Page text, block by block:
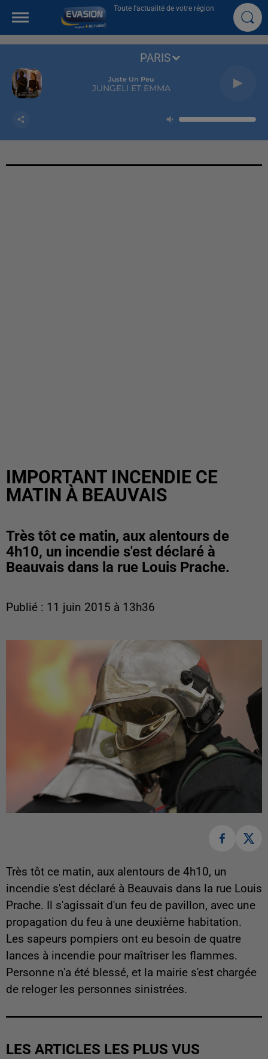
Toute l'actualité de votre région
Juste Un Peu
JUNGELI ET EMMA
PARIS
IMPORTANT INCENDIE CE
MATIN À BEAUVAIS
Très tôt ce matin, aux alentours de
4h10, un incendie s'est déclaré à
Beauvais dans la rue Louis Prache.
Publié : 11 juin 2015 à 13h36
Très tôt ce matin, aux alentours de 4h10, un
incendie s'est déclaré à Beauvais dans la rue Louis
Prache. Il s'agissait d'un feu de pavillon, avec une
propagation du feu à une deuxième habitation.
Les sapeurs pompiers ont eu besoin de quatre
lances à incendie pour maîtriser les flammes.
Personne n'a été blessé, et la mairie s'est chargée
de reloger les personnes sinistrées.
LES ARTICLES LES PLUS VUS